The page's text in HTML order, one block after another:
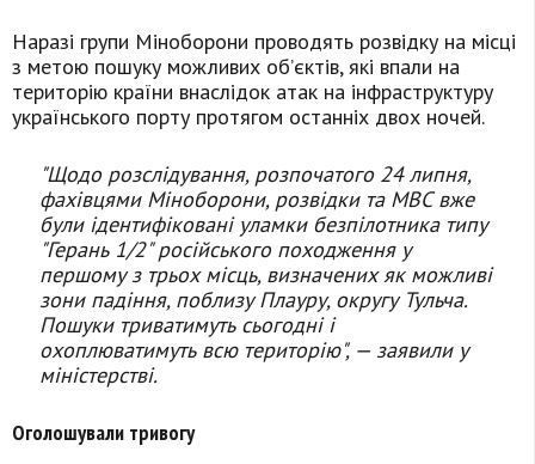
Наразі групи Міноборони проводять розвідку на місці
з метою пошуку можливих об’єктів, які впали на
територію країни внаслідок атак на інфраструктуру
українського порту протягом останніх двох ночей.
"Щодо розслідування, розпочатого 24 липня,
фахівцями Міноборони, розвідки та МВС вже
були ідентифіковані уламки безпілотника типу
"Герань 1/2" російського походження у
першому з трьох місць, визначених як можливі
зони падіння, поблизу Плауру, округу Тульча.
Пошуки триватимуть сьогодні і
охоплюватимуть всю територію", — заявили у
міністерстві.
Оголошували тривогу